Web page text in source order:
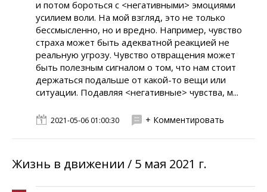
и потом бороться с <негативными> эмоциями
усилием воли. На мой взгляд, это не только
бессмысленно, но и вредно. Например, чувство
страха может быть адекватной реакцией не
реальную угрозу. Чувство отвращения может
быть полезным сигналом о том, что нам стоит
держаться подальше от какой-то вещи или
ситуации. Подавляя <негативные> чувства, м...
2021-05-06 01:00:30 + Комментировать
Жизнь в движении / 5 мая 2021 г.